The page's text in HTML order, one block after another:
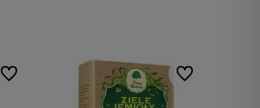
Do ulubionych Do ulubionych